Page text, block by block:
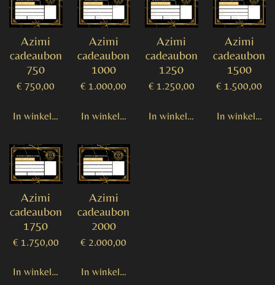
Azimi
cadeaubon
750
€ 750,00
In winkelwagen
Azimi
cadeaubon
1000
€ 1.000,00
In winkelwagen
Azimi
cadeaubon
1250
€ 1.250,00
In winkelwagen
Azimi
cadeaubon
1500
€ 1.500,00
In
Azimi
cadeaubon
1750
€ 1.750,00
In winkelwagen
Azimi
cadeaubon
2000
€ 2.000,00
In winkelwagen